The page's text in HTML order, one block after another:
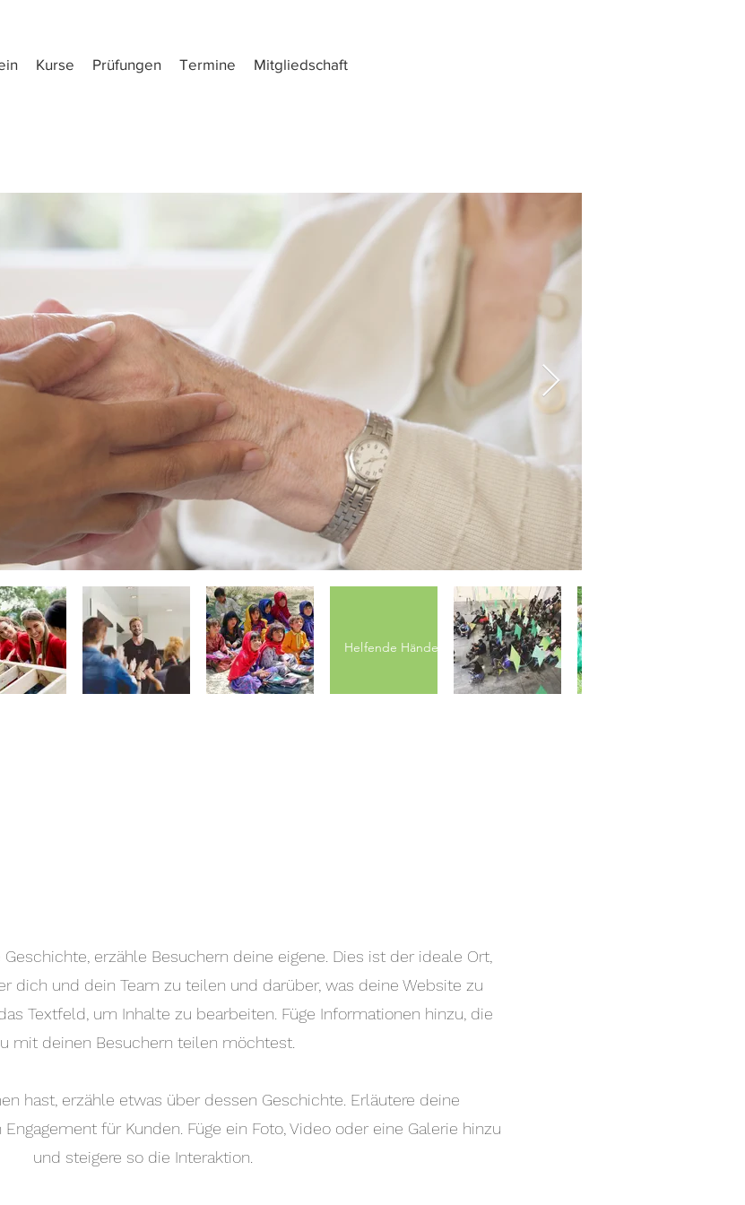
Kurse Prüfungen Termine Mitgliedschaft
Seitentitel
Textabschnitt. Klicke auf „Text bearbeiten” oder
auf das Textfeld, um Inhalte zu bearbeiten. Füge
die du mit deinen Besuchern teilen möchtest.
Helfende Hände
erzähle Besuchern deine eigene. Dies ist der ideale Ort,
dich und dein Team zu teilen und darüber, was deine Website zu
Textfeld, um Inhalte zu bearbeiten. Füge Informationen hinzu, die
mit deinen Besuchern teilen möchtest.
hast, erzähle etwas über dessen Geschichte. Erläutere deine
für Kunden. Füge ein Foto, Video oder eine Galerie hinzu
und steigere so die Interaktion.